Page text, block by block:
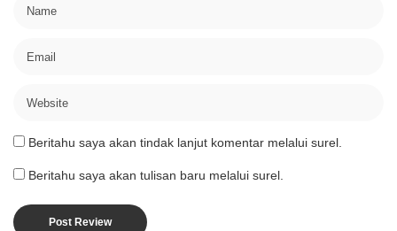
Beritahu saya akan tindak lanjut komentar melalui surel.
Beritahu saya akan tulisan baru melalui surel.